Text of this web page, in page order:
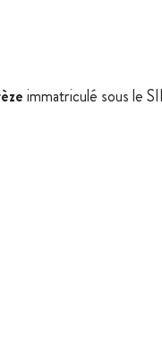
immatriculé sous le